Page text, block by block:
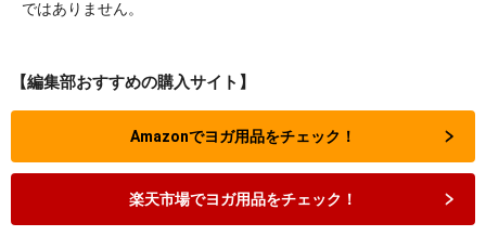
ではありません。
【編集部おすすめの購入サイト】
Amazonでヨガ用品をチェック！
楽天市場でヨガ用品をチェック！